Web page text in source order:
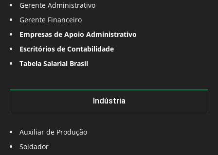
Gerente Administrativo
Gerente Financeiro
Empresas de Apoio Administrativo
Escritórios de Contabilidade
Tabela Salarial Brasil
Indústria
Auxiliar de Produção
Soldador